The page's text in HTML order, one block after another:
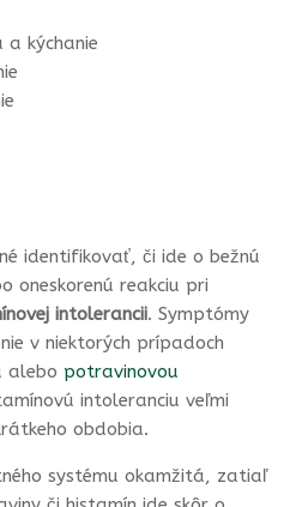
kýchanie
identifikovať, či ide o bežnú
oneskorenú reakciu pri
intolerancii. Symptómy
v niektorých prípadoch
alebo potravinovou
intoleranciu veľmi
obdobia.
systému okamžitá, zatiaľ